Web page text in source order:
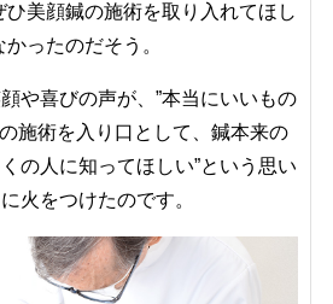
ひ美顔鍼の施術を取り入れてほし
ったのだそう。
や喜びの声が、”本当にいいもの
施術を入り口として、鍼本来の
の人に知ってほしい”という思い
火をつけたのです。